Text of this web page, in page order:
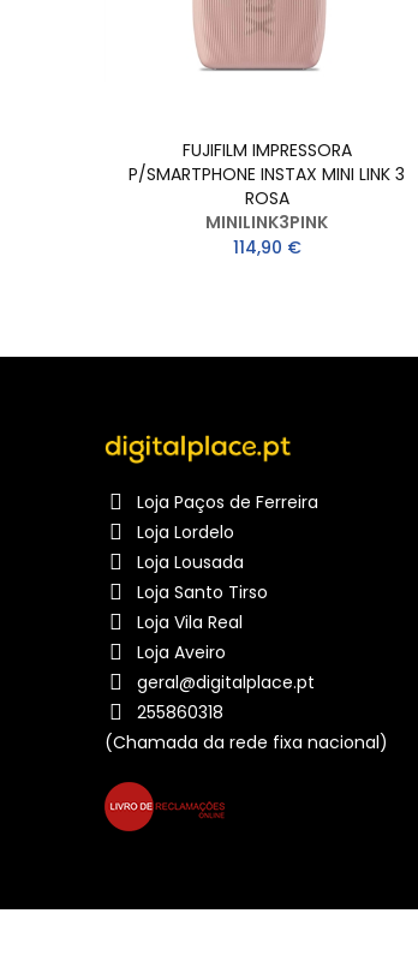
FUJIFILM IMPRESSORA
P/SMARTPHONE INSTAX MINI LINK 3
ROSA
MINILINK3PINK
114,90 €
Loja Paços de Ferreira
Loja Lordelo
Loja Lousada
Loja Santo Tirso
Loja Vila Real
Loja Aveiro
geral@digitalplace.pt
255860318
(Chamada da rede fixa nacional)